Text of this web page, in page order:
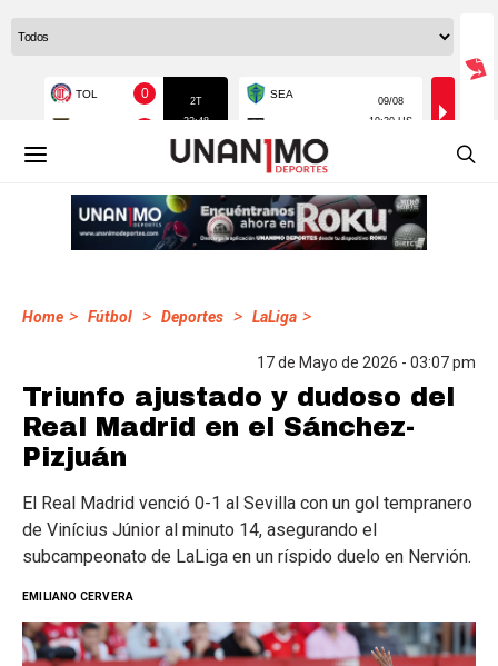
Home > Fútbol > Deportes > LaLiga >
17 de Mayo de 2026 - 03:07 pm
Triunfo ajustado y dudoso del
Real Madrid en el Sánchez-
Pizjuán
El Real Madrid venció 0-1 al Sevilla con un gol tempranero
de Vinícius Júnior al minuto 14, asegurando el
subcampeonato de LaLiga en un ríspido duelo en Nervión.
EMILIANO CERVERA